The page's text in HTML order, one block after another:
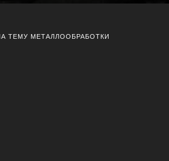
ТЕМУ МЕТАЛЛООБРАБОТКИ